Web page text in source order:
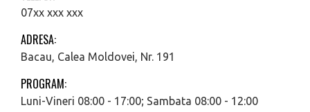
07xx xxx xxx
ADRESA:
Bacau, Calea Moldovei, Nr. 191
PROGRAM:
Luni-Vineri 08:00 - 17:00; Sambata 08:00 - 12:00